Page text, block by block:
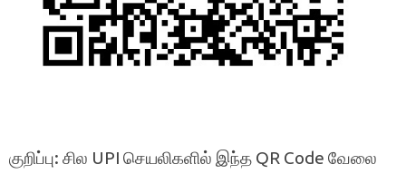
குறிப்பு: சில UPI செயலிகளில் இந்த QR Code வேலை